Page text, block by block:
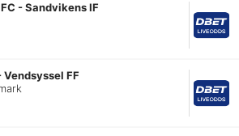
-Sandvikens IF
Vendsyssel FF